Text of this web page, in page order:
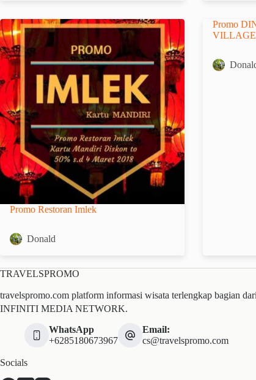
Promo Restoran Imlek
Donald
Promo
VILLAGE
TRAVELSPROMO
travelspromo.com platform informasi wisata terlengkap bagian dari
INFINITI MEDIA NETWORK.
WhatsApp
+6285180673967
Email:
cs@travelspromo.com
Socials